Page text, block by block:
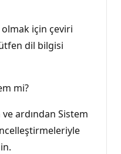
olmak için çeviri
dil bilgisi
mi?
ve ardından Sistem